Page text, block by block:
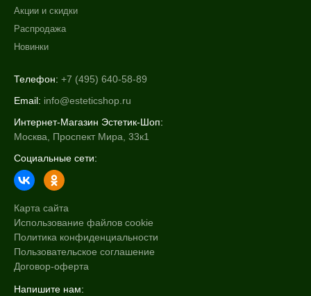
Показать еще
Время применения
Вечер
Пол
Для женщин
Процедура
Пилинг
Акции и скидки
Распродажа
Новинки
Телефон: +7 (495) 640-58-89
Email: info@esteticshop.ru
Интернет-Магазин Эстетик-Шоп:
Москва, Проспект Мира, 33к1
Социальные сети:
Карта сайта
Использование файлов cookie
Политика конфиденциальности
Пользовательское соглашение
Договор-оферта
Напишите нам: